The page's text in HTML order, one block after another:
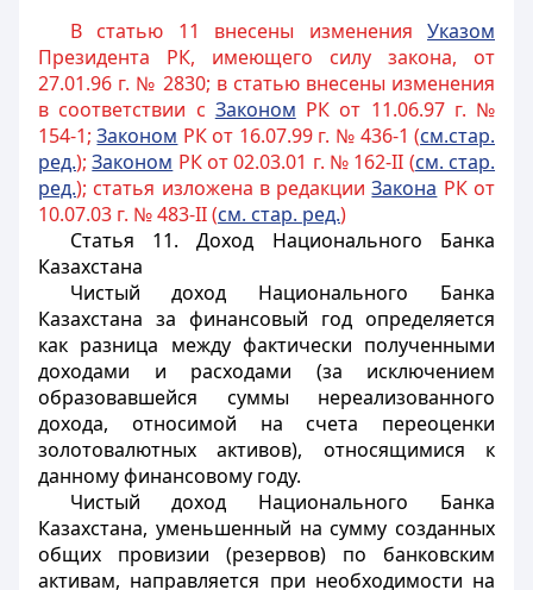
В статью 11 внесены изменения Указом
Президента РК, имеющего силу закона, от
27.01.96 г. № 2830; в статью внесены изменения
в соответствии с Законом РК от 11.06.97 г. №
154-1;Законом РК от 16.07.99 г. № 436-1 (см.стар.
ред.);Законом РК от 02.03.01 г. № 162-II (см. стар.
ред.); статья изложена в редакцииЗакона РК от
10.07.03 г. № 483-II (см. стар. ред.)
Статья 11. Доход Национального Банка
Казахстана
Чистый доход Национального Банка
Казахстана за финансовый год определяется
как разница между фактически полученными
доходами и расходами (за исключением
образовавшейся суммы нереализованного
дохода, относимой на счета переоценки
золотовалютных активов), относящимися к
данному финансовому году.
Чистый доход Национального Банка
Казахстана, уменьшенный на сумму созданных
общих провизии (резервов) по банковским
активам, направляется при необходимости на